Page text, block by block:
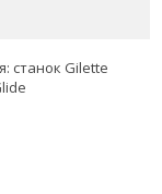
станок Gilette